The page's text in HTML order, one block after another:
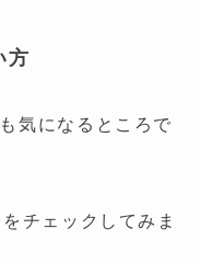
方
気になるところで
チェックしてみま